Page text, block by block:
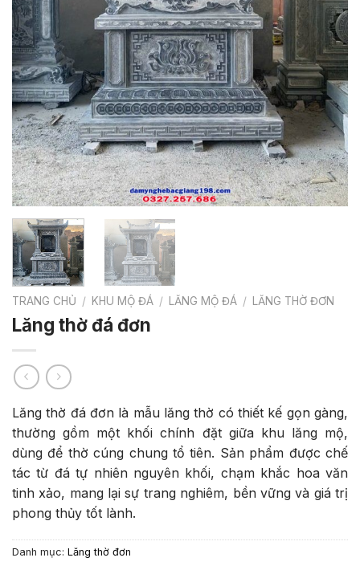
TRANG CHỦ / KHU MỘ ĐÁ / LĂNG MỘ ĐÁ / LĂNG THỜ ĐƠN
Lăng thờ đá đơn
Lăng thờ đá đơn là mẫu lăng thờ có thiết kế gọn gàng,
thường gồm một khối chính đặt giữa khu lăng mộ,
dùng để thờ cúng chung tổ tiên. Sản phẩm được chế
tác từ đá tự nhiên nguyên khối, chạm khắc hoa văn
tinh xảo, mang lại sự trang nghiêm, bền vững và giá trị
phong thủy tốt lành.
Danh mục: Lăng thờ đơn